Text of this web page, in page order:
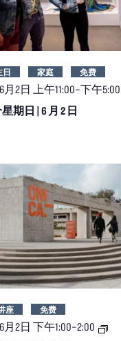
期日 | 6 月 2 日
月2日 上午11:00–下午5:00
日 家庭 免费
月2日 下午1:00–2:00
OMCA
座 免费